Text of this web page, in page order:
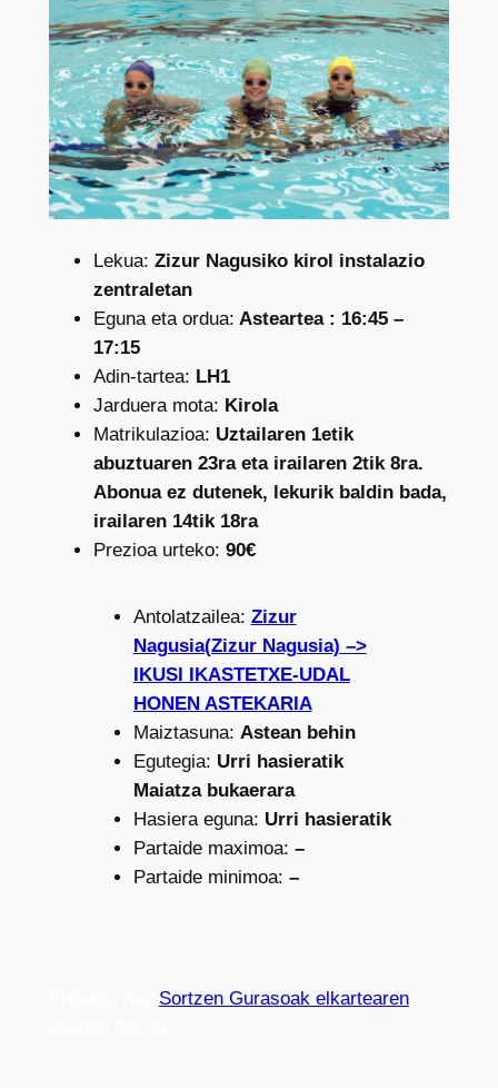
Lekua: Zizur Nagusiko kirol instalazio
zentraletan
Eguna eta ordua: Asteartea : 16:45 –
17:15
Adin-tartea: LH1
Jarduera mota: Kirola
Matrikulazioa: Uztailaren 1etik
abuztuaren 23ra eta irailaren 2tik 8ra.
Abonua ez dutenek, lekurik baldin bada,
irailaren 14tik 18ra
Prezioa urteko: 90€
Antolatzailea: Zizur
Nagusia(Zizur Nagusia) –>
IKUSI IKASTETXE-UDAL
HONEN ASTEKARIA
Maiztasuna: Astean behin
Egutegia: Urri hasieratik
Maiatza bukaerara
Hasiera eguna: Urri hasieratik
Partaide maximoa: –
Partaide minimoa: –
Sortzen Gurasoak elkartearen